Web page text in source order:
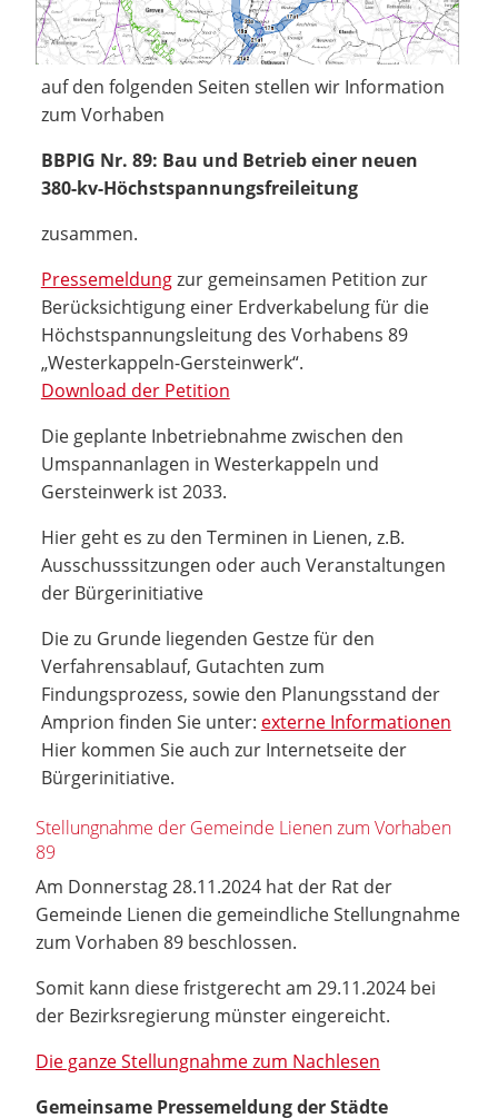
auf den folgenden Seiten stellen wir Information
zum Vorhaben
BBPIG Nr. 89: Bau und Betrieb einer neuen
380-kv-Höchstspannungsfreileitung
zusammen.
Pressemeldungzur gemeinsamen Petition zur
Berücksichtigung einer Erdverkabelung für die
Höchstspannungsleitung des Vorhabens 89
„Westerkappeln-Gersteinwerk“.
Download der Petition
Die geplante Inbetriebnahme zwischen den
Umspannanlagen in Westerkappeln und
Gersteinwerk ist 2033.
Hier geht es zu den Terminen in Lienen, z.B.
Ausschusssitzungen oder auch Veranstaltungen
der Bürgerinitiative
Die zu Grunde liegenden Gestze für den
Verfahrensablauf, Gutachten zum
Findungsprozess, sowie den Planungsstand der
Amprion finden Sie unter: externe Informationen
Hier kommen Sie auch zur Internetseite der
Bürgerinitiative.
Stellungnahme der Gemeinde Lienen zum Vorhaben
89
Am Donnerstag 28.11.2024 hat der Rat der
Gemeinde Lienen die gemeindliche Stellungnahme
zum Vorhaben 89 beschlossen.
Somit kann diese fristgerecht am 29.11.2024 bei
der Bezirksregierung münster eingereicht.
Die ganze Stellungnahme zum Nachlesen
Gemeinsame Pressemeldung der Städte